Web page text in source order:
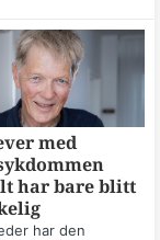
med
har bare blitt
har den